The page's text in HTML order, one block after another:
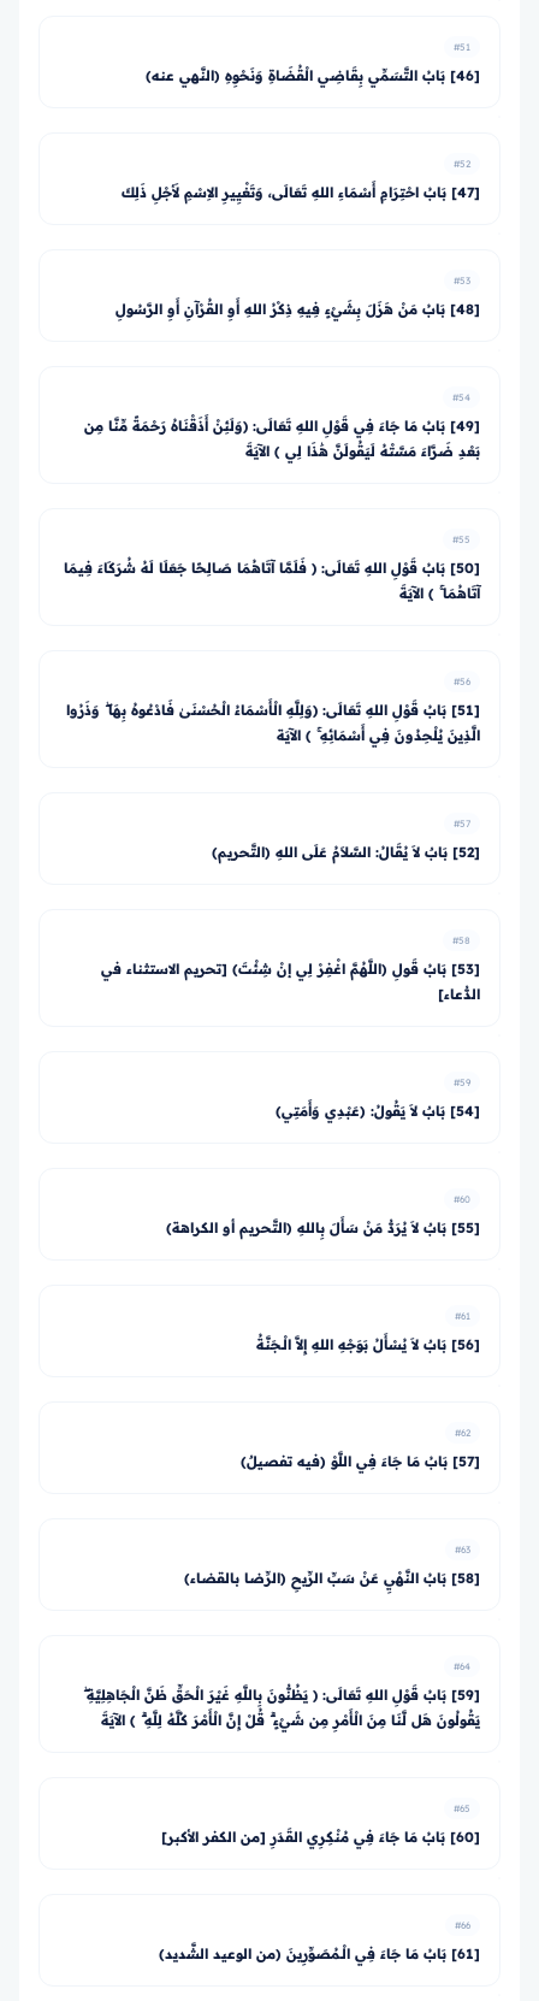
#51
[46] بَابُ التَّسَمِّي بِقَاضِي الْقُضَاةِ وَنَحْوِهِ (النَّهي عنه)
#52
[47] بَابُ احْتِرَامِ أَسْمَاءِ اللهِ تَعَالَى، وَتَغْيِيرِ الاِسْمِ لأَجْلِ ذَلِكَ
#53
[48] بَابُ مَنْ هَزَلَ بِشَيْءٍ فِيهِ ذِكْرُ اللهِ أَوِ القُرْآنِ أَوِ الرَّسُولِ
#54
[49] بَابُ مَا جَاءَ فِي قَوْلِ اللهِ تَعَالَى: ﴿وَلَئِنْ أَذَقْنَاهُ رَحْمَةً مِّنَّا مِن
بَعْدِ ضَرَّاءَ مَسَّتْهُ لَيَقُولَنَّ هَٰذَا لِي ﴾ الآيَةَ
#55
[50] بَابُ قَوْلِ اللهِ تَعَالَى: ﴿ فَلَمَّا آتَاهُمَا صَالِحًا جَعَلَا لَهُ شُرَكَاءَ فِيمَا
آتَاهُمَا ۚ ﴾ الآيَةَ
#56
[51] بَابُ قَوْلِ اللهِ تَعَالَى: ﴿وَلِلَّهِ الْأَسْمَاءُ الْحُسْنَىٰ فَادْعُوهُ بِهَا ۖ وَذَرُوا
الَّذِينَ يُلْحِدُونَ فِي أَسْمَائِهِ ۚ ﴾ الآيَة
#57
[52] بَابٌ لاَ يُقَالُ: السَّلاَمُ عَلَى اللهِ (التَّحريم)
#58
[53] بَابُ قَولِ (اللَّهُمَّ اغْفِرْ لِي إنْ شِئْتَ) [تحريم الاستثناء في
الدُّعاء]
#59
[54] بَابٌ لاَ يَقُولُ: (عَبْدِي وَأَمَتِي)
#60
[55] بَابٌ لاَ يُرَدُّ مَنْ سَأَلَ بِاللهِ (التَّحريم أو الكراهة)
#61
[56] بَابٌ لاَ يُسْأَلُ بَوَجْهِ اللهِ إِلاَّ الْـجَنَّةُ
#62
[57] بَابُ مَا جَاءَ فِي اللَّوْ (فيه تفصيلٌ)
#63
[58] بَابُ النَّهْيِ عَنْ سَبِّ الرِّيحِ (الرِّضا بالقضاء)
#64
[59] بَابُ قَوْلِ اللهِ تَعَالَى: ﴿ يَظُنُّونَ بِاللَّهِ غَيْرَ الْحَقِّ ظَنَّ الْجَاهِلِيَّةِ ۖ
يَقُولُونَ هَل لَّنَا مِنَ الْأَمْرِ مِن شَيْءٍ ۗ قُلْ إِنَّ الْأَمْرَ كُلَّهُ لِلَّهِ ۗ ﴾ الآيَةَ
#65
[60] بَابُ مَا جَاءَ فِي مُنْكِرِي القَدَرِ [من الكفر الأكبر]
#66
[61] بَابُ مَا جَاءَ فِي الْـمُصَوِّرِينَ (من الوعيد الشَّديد)